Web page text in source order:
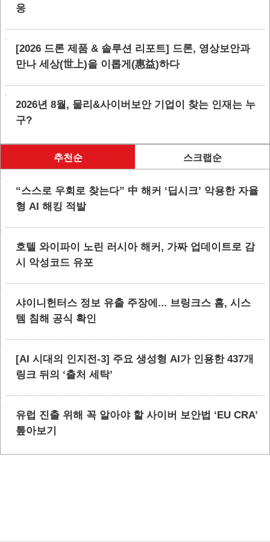
응
[2026 드론 제품 & 솔루션 리포트] 드론, 영상보안과
만나 세상(世上)을 이롭게(惠益)하다
2026년 8월, 물리&사이버보안 기업이 찾는 인재는 누
구?
추천순 스크랩순
“스스로 우회로 찾는다” 中 해커 ‘딥시크’ 악용한 자율
형 AI 해킹 적발
호텔 와이파이 노린 러시아 해커, 가짜 업데이트로 감
시 악성코드 유포
샤이니헌터스 정보 유출 주장에... 브링크스 홈, 시스
템 침해 공식 확인
[AI 시대의 인지전-3] 주요 생성형 AI가 인용한 437개
링크 뒤의 ‘출처 세탁’
유럽 진출 위해 꼭 알아야 할 사이버 보안법 ‘EU CRA’
톺아보기